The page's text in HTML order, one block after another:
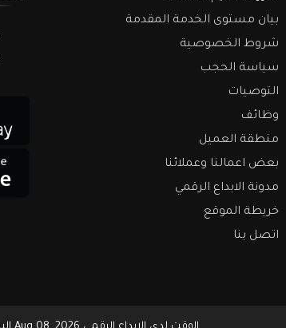
بيان مستوى الخدمة المقدمة
شروط الخصوصية
سياسة الحجب
التوصيات
وظائف
منطقة العميل
بعض اعمالنا وعملائنا
مدونة الابداع الرقمي
خريطة الموقع
اتصل بنا